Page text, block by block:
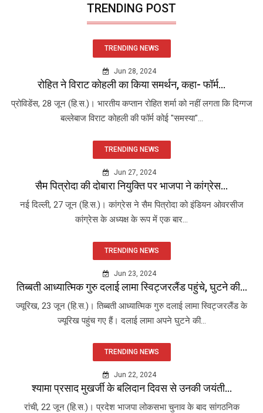
TRENDING POST
TRENDING NEWS
Jun 28, 2024
रोहित ने विराट कोहली का किया समर्थन, कहा- फॉर्म...
प्रोविडेंस, 28 जून (हि.स.)। भारतीय कप्तान रोहित शर्मा को नहीं लगता कि दिग्गज
बल्लेबाज विराट कोहली की फॉर्म कोई "समस्या"...
TRENDING NEWS
Jun 27, 2024
सैम पित्रोदा की दोबारा नियुक्ति पर भाजपा ने कांग्रेस...
नई दिल्ली, 27 जून (हि.स.)। कांग्रेस ने सैम पित्रोदा को इंडियन ओवरसीज
कांग्रेस के अध्यक्ष के रूप में एक बार...
TRENDING NEWS
Jun 23, 2024
तिब्बती आध्यात्मिक गुरु दलाई लामा स्विट्जरलैंड पहुंचे, घुटने की...
ज्यूरिख, 23 जून (हि.स.)। तिब्बती आध्यात्मिक गुरु दलाई लामा स्विट्जरलैंड के
ज्यूरिख पहुंच गए हैं। दलाई लामा अपने घुटने की...
TRENDING NEWS
Jun 22, 2024
श्यामा प्रसाद मुखर्जी के बलिदान दिवस से उनकी जयंती...
रांची, 22 जून (हि.स.)। प्रदेश भाजपा लोकसभा चुनाव के बाद सांगठनिक